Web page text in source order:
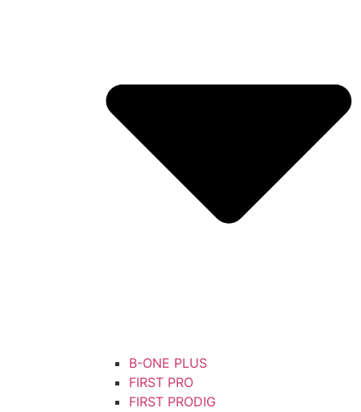
B-ONE PLUS
FIRST PRO
FIRST PRODIG